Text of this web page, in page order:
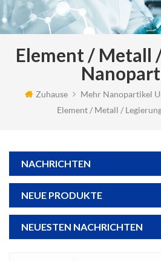
Element / Metall
Zuhause
Mehr Nanopartikel
Element / Metall /
NACHRICHTEN
NEUE PRODUKTE
NEUESTEN NACHRICHTEN